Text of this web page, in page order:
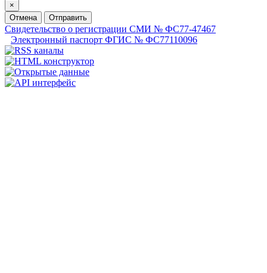
×
Отмена
Отправить
Свидетельство о регистрации СМИ № ФС77-47467
Электронный паспорт ФГИС № ФС77110096